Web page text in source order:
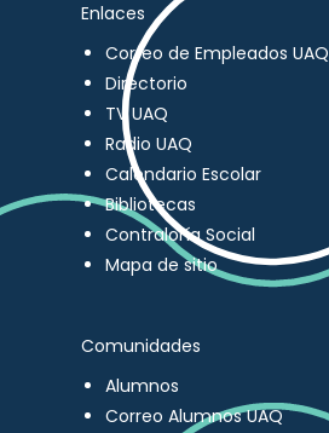
Enlaces
Correo de Empleados UAQ
Directorio
TV UAQ
Radio UAQ
Calendario Escolar
Bibliotecas
Contraloría Social
Mapa de sitio
Comunidades
Alumnos
Correo Alumnos UAQ